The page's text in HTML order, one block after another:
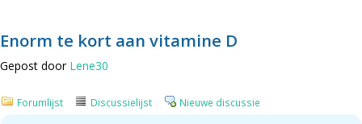
Enorm te kort aan vitamine D
Gepost door Lene30
Forumlijst Discussielijst Nieuwe discussie